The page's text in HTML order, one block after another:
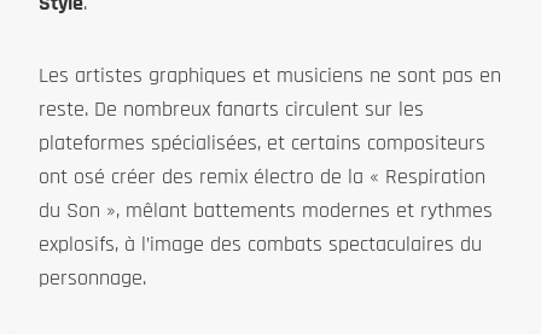
Les artistes graphiques et musiciens ne sont pas en
reste. De nombreux fanarts circulent sur les
plateformes spécialisées, et certains compositeurs
ont osé créer des remix électro de la « Respiration
du Son », mêlant battements modernes et rythmes
explosifs, à l’image des combats spectaculaires du
personnage.